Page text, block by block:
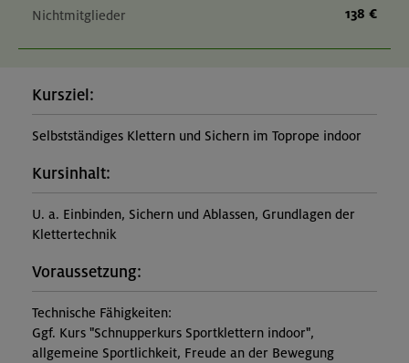
Nichtmitglieder 138 €
Kursziel:
Selbstständiges Klettern und Sichern im Toprope indoor
Kursinhalt:
U. a. Einbinden, Sichern und Ablassen, Grundlagen der
Klettertechnik
Voraussetzung:
Technische Fähigkeiten:
Ggf. Kurs "Schnupperkurs Sportklettern indoor",
allgemeine Sportlichkeit, Freude an der Bewegung